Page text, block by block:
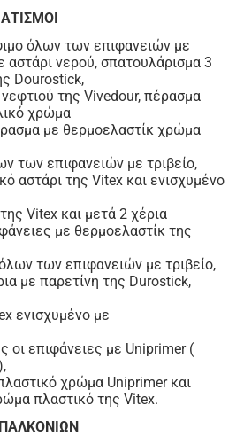
όλων των επιφανειών με
αστάρι νερού, σπατουλάρισμα 3
Dourostick,
της Vivedour, πέρασμα
χρώμα
με θερμοελαστίκ χρώμα
των επιφανειών με τριβείο,
αστάρι της Vitex και ενισχυμένο
Vitex και μετά 2 χέρια
με θερμοελαστίκ της
των επιφανειών με τριβείο,
με παρετίνη της Durostick,
ενισχυμένο με
οι επιφάνειες με Uniprimer (
χρώμα Uniprimer και
πλαστικό της Vitex.